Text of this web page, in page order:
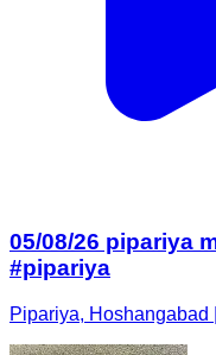
05/08/26 pipariya
#pipariya
Pipariya, Hoshangabad